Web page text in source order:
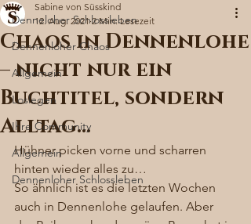
Denneloher Schlossleben
Dennenloher Chaos
Allgemein
Loslegen
Ihre Community
Allgemein
Dennenloher Schlossleben
Chaos in Dennenlohe
– nicht nur ein
Buchtitel, sondern
Alltag…
Sabine von Süsskind
12. Aug. 2021 2 Min. Lesezeit
Hühner picken vorne und scharren
hinten wieder alles zu…
So ähnlich ist es die letzten Wochen
auch in Dennenlohe gelaufen. Aber